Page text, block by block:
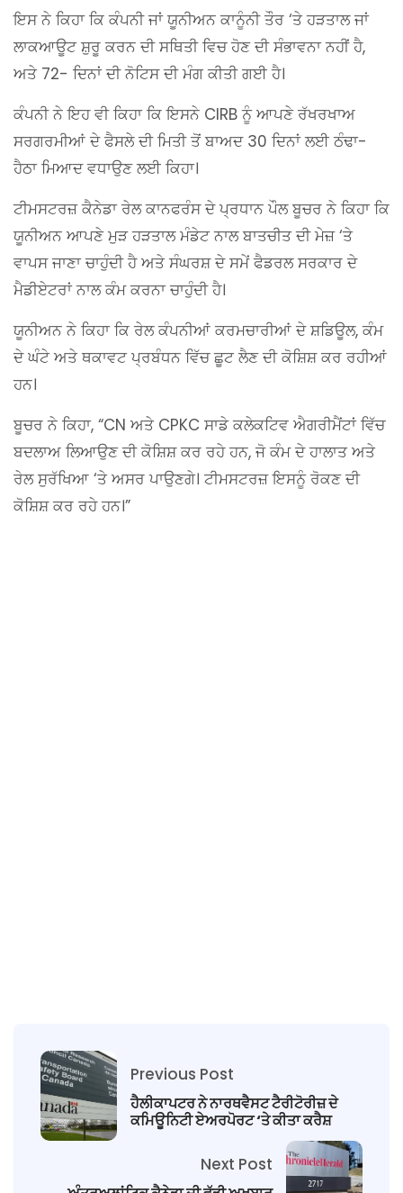
ਇਸ ਨੇ ਕਿਹਾ ਕਿ ਕੰਪਨੀ ਜਾਂ ਯੂਨੀਅਨ ਕਾਨੂੰਨੀ ਤੌਰ ‘ਤੇ ਹੜਤਾਲ ਜਾਂ
ਲਾਕਆਊਟ ਸ਼ੁਰੂ ਕਰਨ ਦੀ ਸਥਿਤੀ ਵਿਚ ਹੋਣ ਦੀ ਸੰਭਾਵਨਾ ਨਹੀਂ ਹੈ,
ਅਤੇ 72- ਦਿਨਾਂ ਦੀ ਨੋਟਿਸ ਦੀ ਮੰਗ ਕੀਤੀ ਗਈ ਹੈ।
ਕੰਪਨੀ ਨੇ ਇਹ ਵੀ ਕਿਹਾ ਕਿ ਇਸਨੇ CIRB ਨੂੰ ਆਪਣੇ ਰੱਖਰਖਾਅ
ਸਰਗਰਮੀਆਂ ਦੇ ਫੈਸਲੇ ਦੀ ਮਿਤੀ ਤੋਂ ਬਾਅਦ 30 ਦਿਨਾਂ ਲਈ ਠੰਢਾ-
ਹੈਠਾ ਮਿਆਦ ਵਧਾਉਣ ਲਈ ਕਿਹਾ।
ਟੀਮਸਟਰਜ਼ ਕੈਨੇਡਾ ਰੇਲ ਕਾਨਫਰੰਸ ਦੇ ਪ੍ਰਧਾਨ ਪੌਲ ਬੂਚਰ ਨੇ ਕਿਹਾ ਕਿ
ਯੂਨੀਅਨ ਆਪਣੇ ਮੁੜ ਹੜਤਾਲ ਮੰਡੇਟ ਨਾਲ ਬਾਤਚੀਤ ਦੀ ਮੇਜ਼ ‘ਤੇ
ਵਾਪਸ ਜਾਣਾ ਚਾਹੁੰਦੀ ਹੈ ਅਤੇ ਸੰਘਰਸ਼ ਦੇ ਸਮੇਂ ਫੈਡਰਲ ਸਰਕਾਰ ਦੇ
ਮੈਡੀਏਟਰਾਂ ਨਾਲ ਕੰਮ ਕਰਨਾ ਚਾਹੁੰਦੀ ਹੈ।
ਯੂਨੀਅਨ ਨੇ ਕਿਹਾ ਕਿ ਰੇਲ ਕੰਪਨੀਆਂ ਕਰਮਚਾਰੀਆਂ ਦੇ ਸ਼ਡਿਊਲ, ਕੰਮ
ਦੇ ਘੰਟੇ ਅਤੇ ਥਕਾਵਟ ਪ੍ਰਬੰਧਨ ਵਿੱਚ ਛੂਟ ਲੈਣ ਦੀ ਕੋਸ਼ਿਸ਼ ਕਰ ਰਹੀਆਂ
ਹਨ।
ਬੂਚਰ ਨੇ ਕਿਹਾ, “CN ਅਤੇ CPKC ਸਾਡੇ ਕਲੇਕਟਿਵ ਐਗਰੀਮੈਂਟਾਂ ਵਿੱਚ
ਬਦਲਾਅ ਲਿਆਉਣ ਦੀ ਕੋਸ਼ਿਸ਼ ਕਰ ਰਹੇ ਹਨ, ਜੋ ਕੰਮ ਦੇ ਹਾਲਾਤ ਅਤੇ
ਰੇਲ ਸੁਰੱਖਿਆ ‘ਤੇ ਅਸਰ ਪਾਉਣਗੇ। ਟੀਮਸਟਰਜ਼ ਇਸਨੂੰ ਰੋਕਣ ਦੀ
ਕੋਸ਼ਿਸ਼ ਕਰ ਰਹੇ ਹਨ।”
Previous Post
ਹੈਲੀਕਾਪਟਰ ਨੇ ਨਾਰਥਵੈਸਟ ਟੈਰੀਟੋਰੀਜ਼ ਦੇ
ਕਮਿਊਨਿਟੀ ਏਅਰਪੋਰਟ ‘ਤੇ ਕੀਤਾ ਕਰੈਸ਼
Next Post